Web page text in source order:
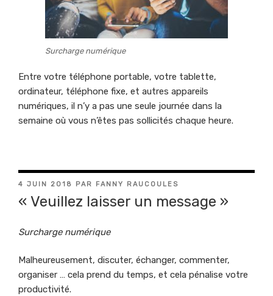
Surcharge numérique
Entre votre téléphone portable, votre tablette,
ordinateur, téléphone fixe, et autres appareils
numériques, il n’y a pas une seule journée dans la
semaine où vous n’êtes pas sollicités chaque heure.
PUBLIÉ
4 JUIN 2018 PAR FANNY RAUCOULES
« Veuillez laisser un message »
Surcharge numérique
Malheureusement, discuter, échanger, commenter,
organiser … cela prend du temps, et cela pénalise votre
productivité.